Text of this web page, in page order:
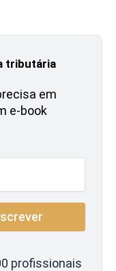
tributária
em
e-book
profissionais